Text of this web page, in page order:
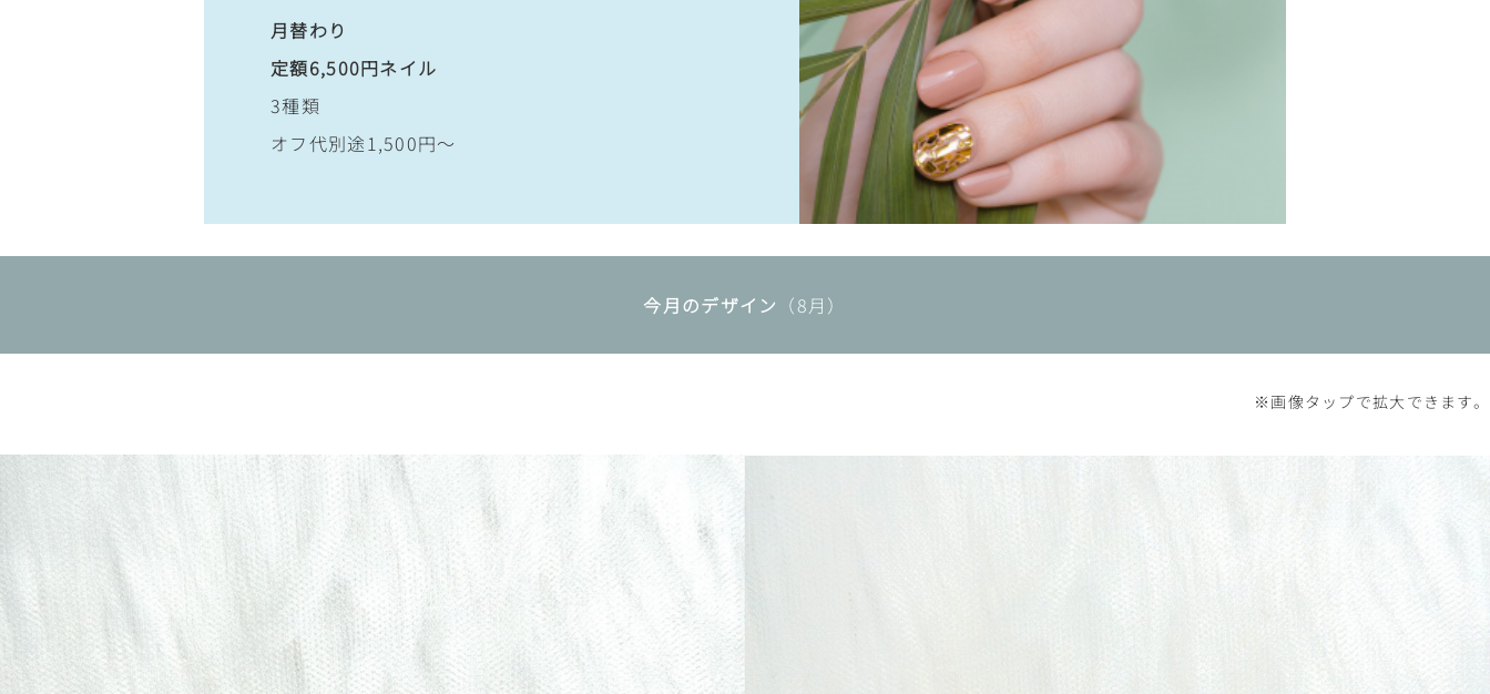
月替わり
定額6,500円ネイル
3種類
オフ代別途1,500円～
今月のデザイン （8月）
※画像タップで拡大できます。